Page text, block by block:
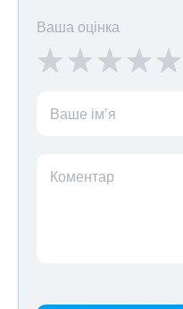
Ваша оцінка
Ваше ім’я
Коментар